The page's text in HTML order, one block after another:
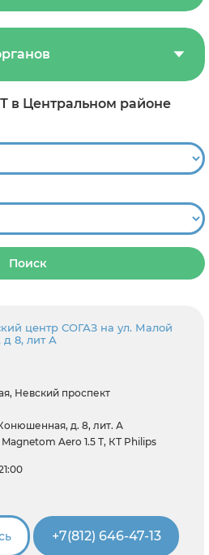
в Центральном районе
Поиск
центр СОГАЗ на ул. Малой
8, лит А
Невский проспект
д. 8, лит. А
Aero 1.5 Т, КТ Philips
+7(812) 646-47-13